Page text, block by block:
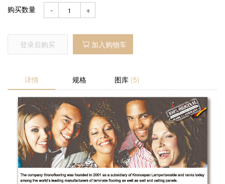
购买数量
- +
登录后购买 加入购物车
详情 规格 图库 (5)